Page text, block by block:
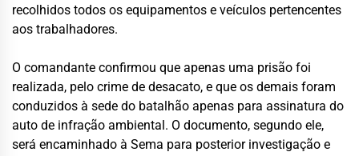
recolhidos todos os equipamentos e veículos pertencentes
aos trabalhadores.
O comandante confirmou que apenas uma prisão foi
realizada, pelo crime de desacato, e que os demais foram
conduzidos à sede do batalhão apenas para assinatura do
auto de infração ambiental. O documento, segundo ele,
será encaminhado à Sema para posterior investigação e